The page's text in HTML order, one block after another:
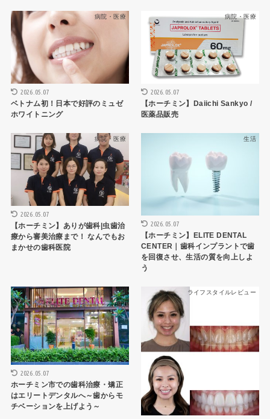
病院・医療
2026.05.07
ベトナム初！日本で好評のミュゼ
ホワイトニング
病院・医療
2026.05.07
【ホーチミン】Daiichi Sankyo /
医薬品販売
病院・医療
2026.05.07
【ホーチミン】ありが歯科|虫歯治
療から審美治療まで！ なんでもお
まかせの歯科医院
生活
2026.05.07
【ホーチミン】ELITE DENTAL
CENTER｜歯科インプラントで歯
を回復させ、生活の質を向上しよ
う
病院・医療
2026.05.07
ホーチミン市での歯科治療・矯正
はエリートデンタルへ～歯からモ
チベーションを上げよう～
ライフスタイルレビュー